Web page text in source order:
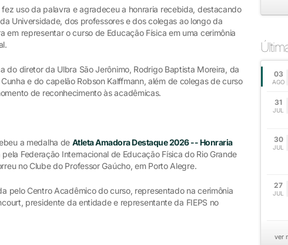
uso da palavra e agradeceu a honraria recebida, destacando
Universidade, dos professores e dos colegas ao longo da
em representar o curso de Educação Física em uma cerimônia
do diretor da Ulbra São Jerônimo, Rodrigo Baptista Moreira, da
e do capelão Robson Kalffmann, além de colegas de curso
de reconhecimento às acadêmicas.
a medalha de Atleta Amadora Destaque 2026 -- Honraria
Federação Internacional de Educação Física do Rio Grande
no Clube do Professor Gaúcho, em Porto Alegre.
pelo Centro Acadêmico do curso, representado na cerimônia
presidente da entidade e representante da FIEPS no
03
AGO
31
JUL
30
JUL
27
JUL
ver